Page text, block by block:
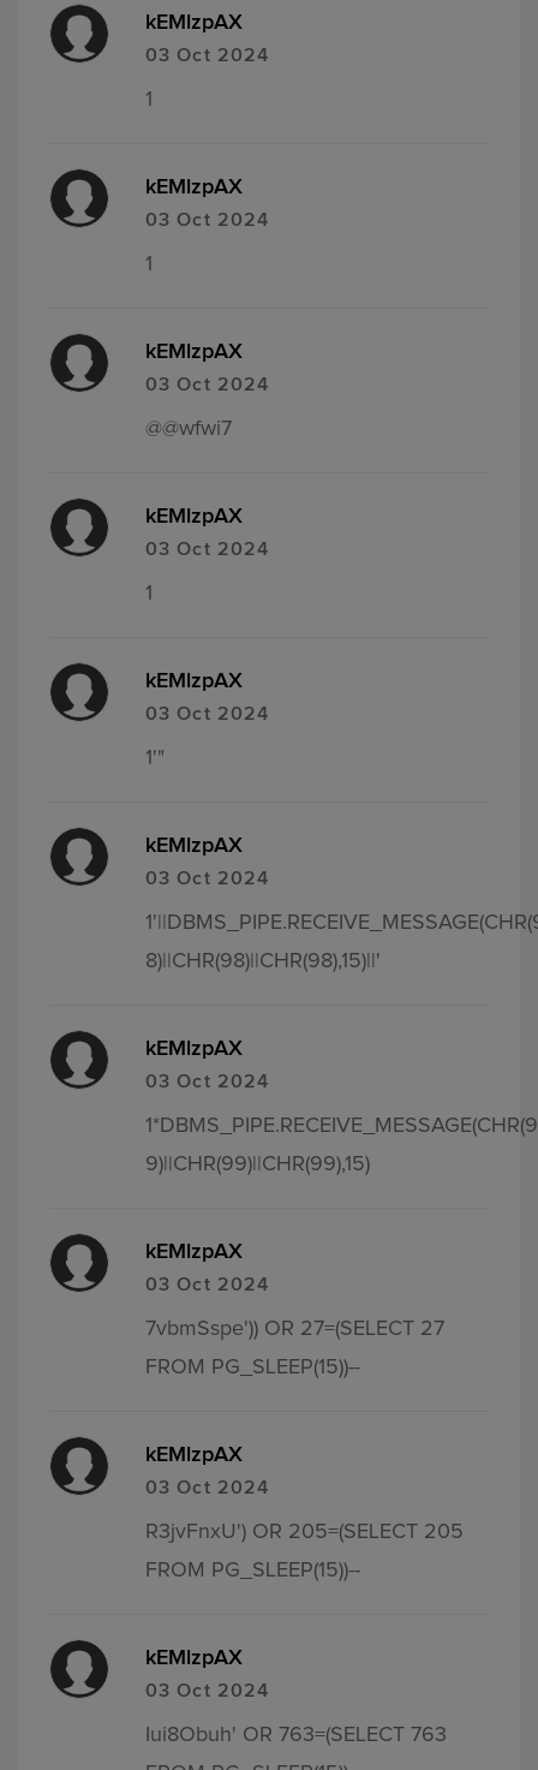
kEMlzpAX
03 Oct 2024
1
kEMlzpAX
03 Oct 2024
1
kEMlzpAX
03 Oct 2024
@@wfwi7
kEMlzpAX
03 Oct 2024
1
kEMlzpAX
03 Oct 2024
1'"
kEMlzpAX
03 Oct 2024
8)||CHR(98)||CHR(98),15)||'
kEMlzpAX
03 Oct 2024
1*DBMS_PIPE.RECEIVE_MESSAGE(CHR(9
9)||CHR(99)||CHR(99),15)
kEMlzpAX
03 Oct 2024
7vbmSspe')) OR 27=(SELECT 27
FROM PG_SLEEP(15))--
kEMlzpAX
03 Oct 2024
R3jvFnxU') OR 205=(SELECT 205
FROM PG_SLEEP(15))--
kEMlzpAX
03 Oct 2024
Iui8Obuh' OR 763=(SELECT 763